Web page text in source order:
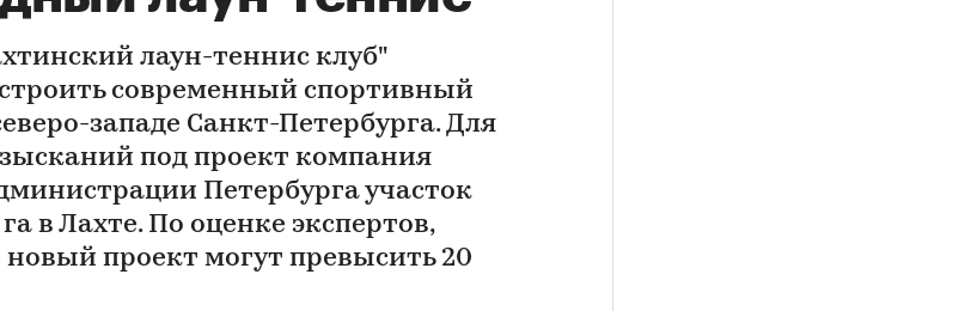
лаун-теннис клуб"
современный спортивный
западе Санкт-Петербурга. Для
под проект компания
Петербурга участок
в Лахте. По оценке экспертов,
проект могут превысить 20